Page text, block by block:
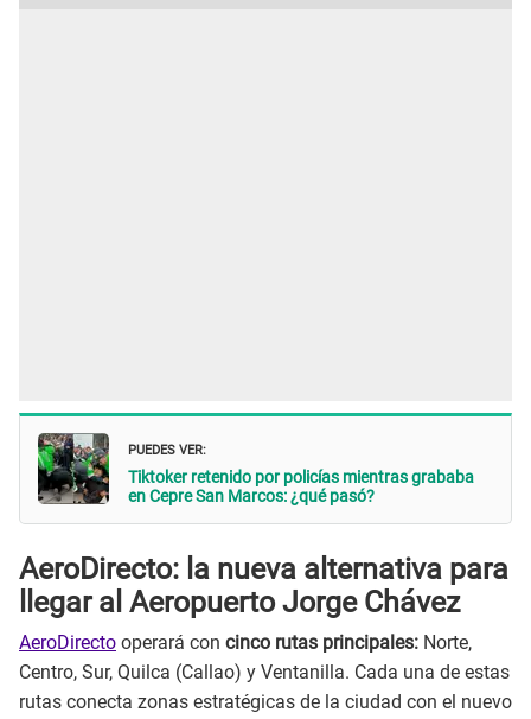
PUEDES VER:
Tiktoker retenido por policías mientras grababa
en Cepre San Marcos: ¿qué pasó?
AeroDirecto: la nueva alternativa para
llegar al Aeropuerto Jorge Chávez
AeroDirecto operará con cinco rutas principales: Norte,
Centro, Sur, Quilca (Callao) y Ventanilla. Cada una de estas
rutas conecta zonas estratégicas de la ciudad con el nuevo